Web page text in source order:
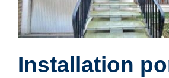
Installation